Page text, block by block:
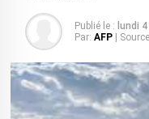
Publié le : lundi
Par: AFP |